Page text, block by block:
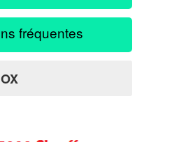
fréquentes